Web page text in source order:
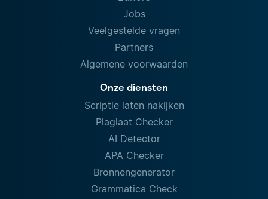
Jobs
Veelgestelde vragen
Partners
Algemene voorwaarden
Onze diensten
Scriptie laten nakijken
Plagiaat Checker
AI Detector
APA Checker
Bronnengenerator
Grammatica Check